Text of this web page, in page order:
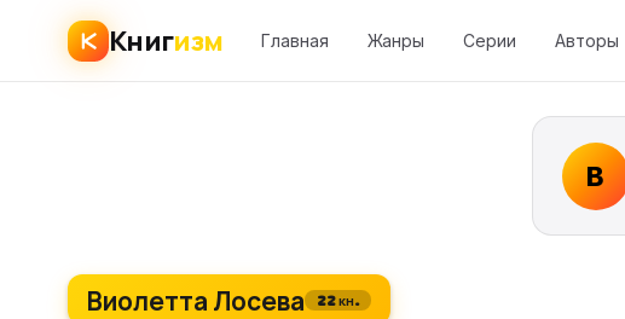
Книгизм Главная Жанры Серии Авторы
В
Виолетта Лосева 22 кн.